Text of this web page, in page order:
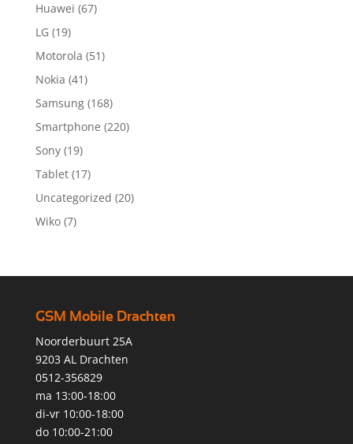
Huawei (67)
LG (19)
Motorola (51)
Nokia (41)
Samsung (168)
Smartphone (220)
Sony (19)
Tablet (17)
Uncategorized (20)
Wiko (7)
GSM Mobile Drachten
Noorderbuurt 25A
9203 AL Drachten
0512-356829
ma 13:00-18:00
di-vr 10:00-18:00
do 10:00-21:00